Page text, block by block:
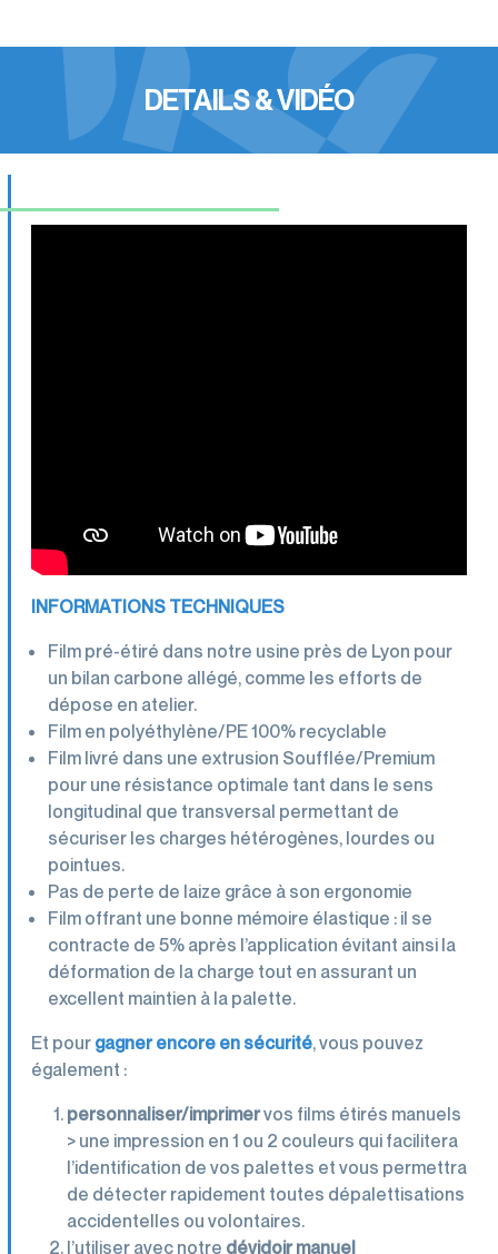
DETAILS & VIDÉO
INFORMATIONS TECHNIQUES
Film pré-étiré dans notre usine près de Lyon pour
un bilan carbone allégé, comme les efforts de
dépose en atelier.
Film en polyéthylène/PE 100% recyclable
Film livré dans une extrusion Soufflée/Premium
pour une résistance optimale tant dans le sens
longitudinal que transversal permettant de
sécuriser les charges hétérogènes, lourdes ou
pointues.
Pas de perte de laize grâce à son ergonomie
Film offrant une bonne mémoire élastique : il se
contracte de 5% après l’application évitant ainsi la
déformation de la charge tout en assurant un
excellent maintien à la palette.
Et pour gagner encore en sécurité, vous pouvez
également :
personnaliser/imprimervos films étirés manuels
> une impression en 1 ou 2 couleurs qui facilitera
l’identification de vos palettes et vous permettra
de détecter rapidement toutes dépalettisations
accidentelles ou volontaires.
l’utiliser avec notre dévidoir manuel